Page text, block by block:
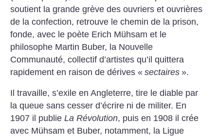
soutient la grande grève des ouvriers et ouvrières
de la confection, retrouve le chemin de la prison,
fonde, avec le poète Erich Mühsam et le
philosophe Martin Buber, la Nouvelle
Communauté, collectif d’artistes qu’il quittera
rapidement en raison de dérives « sectaires ».
Il travaille, s’exile en Angleterre, tire le diable par
la queue sans cesser d’écrire ni de militer. En
1907 il publieLa Révolution, puis en 1908 il crée
avec Mühsam et Buber, notamment, la Ligue